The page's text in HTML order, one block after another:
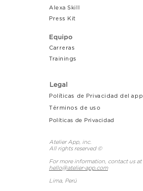
Alexa Skill
Press Kit
Equipo
Carreras
Trainings
Legal
Políticas de Privacidad del app
Términos de uso
Políticas de Privacidad
Atelier App, inc.
All rights reserved ©
For more information, contact us at
hello@atelier-app.com
Lima, Perú